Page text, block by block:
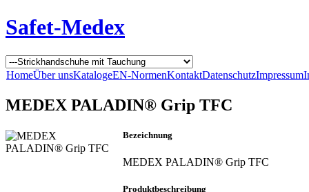
Safet-Medex
HomeÜber unsKatalogeEN-NormenKontaktDatenschutzImpressum
MEDEX PALADIN® Grip TFC
Bezeichnung
MEDEX PALADIN® Grip TFC
Produktbeschreibung